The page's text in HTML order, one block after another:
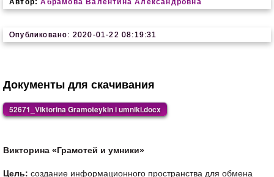
Автор: Абрамова Валентина Александровна
Опубликовано: 2020-01-22 08:19:31
Документы для скачивания
52671_Viktorina Gramoteykin i umniki.docx
Викторина «Грамотей и умники»
Цель: создание информационного пространства для обмена